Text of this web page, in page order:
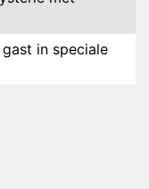
in speciale